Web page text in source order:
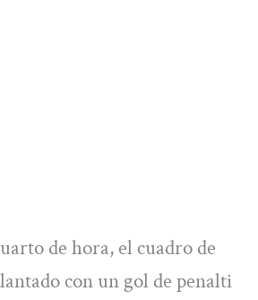
de hora, el cuadro de
con un gol de penalti